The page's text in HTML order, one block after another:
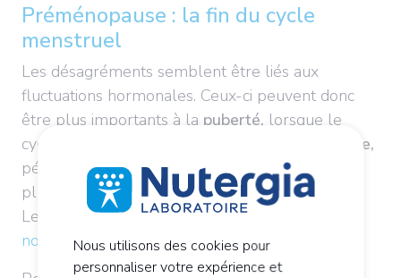
Préménopause : la fin du cycle
menstruel
Les désagréments semblent être liés aux
fluctuations hormonales. Ceux-ci peuvent donc
être plus importants à la puberté, lorsque le
cycle s'installe, et
à l'approche de la ménopause,
période où le cycle menstruel se fait de plus en
plus irrégulier avant de cesser complètement.
Les premièresbouffées de chaleurs et sueurs
nocturnespeuvent également apparaître.
Nous utilisons des cookies pour
personnaliser votre expérience et